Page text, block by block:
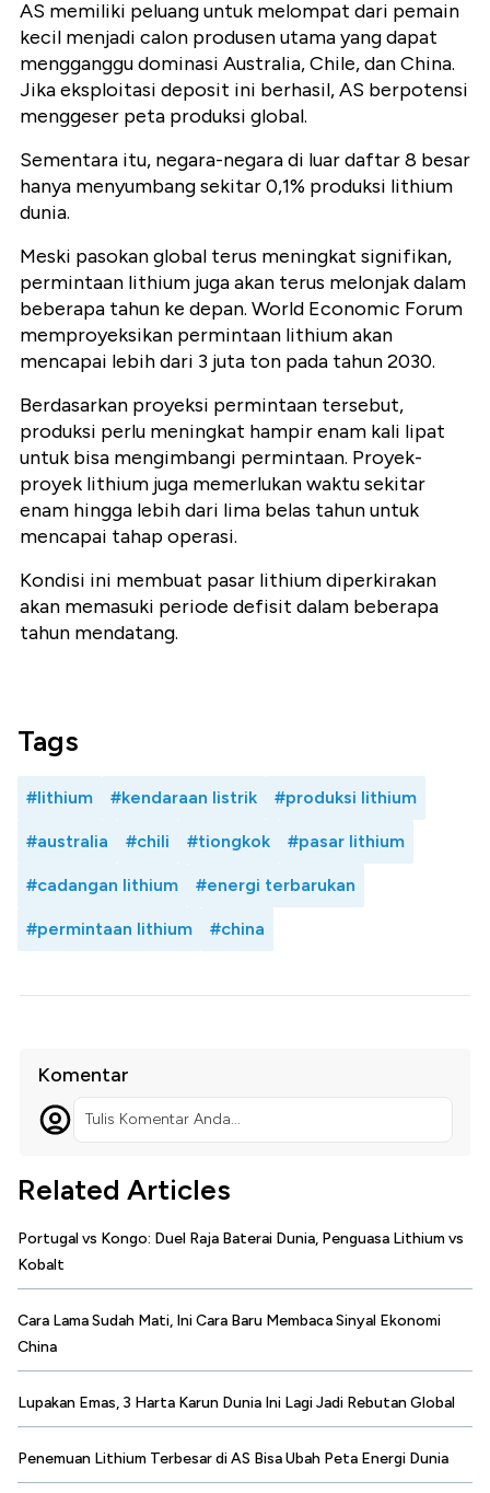
AS memiliki peluang untuk melompat dari pemain
kecil menjadi calon produsen utama yang dapat
mengganggu dominasi Australia, Chile, dan China.
Jika eksploitasi deposit ini berhasil, AS berpotensi
menggeser peta produksi global.
Sementara itu, negara-negara di luar daftar 8 besar
hanya menyumbang sekitar 0,1% produksi lithium
dunia.
Meski pasokan global terus meningkat signifikan,
permintaan lithium juga akan terus melonjak dalam
beberapa tahun ke depan. World Economic Forum
memproyeksikan permintaan lithium akan
mencapai lebih dari 3 juta ton pada tahun 2030.
Berdasarkan proyeksi permintaan tersebut,
produksi perlu meningkat hampir enam kali lipat
untuk bisa mengimbangi permintaan. Proyek-
proyek lithium juga memerlukan waktu sekitar
enam hingga lebih dari lima belas tahun untuk
mencapai tahap operasi.
Kondisi ini membuat pasar lithium diperkirakan
akan memasuki periode defisit dalam beberapa
tahun mendatang.
Tags
#lithium #kendaraan listrik #produksi lithium
#australia #chili #tiongkok #pasar lithium
#cadangan lithium #energi terbarukan
#permintaan lithium #china
Komentar
Tulis Komentar Anda...
Related Articles
Portugal vs Kongo: Duel Raja Baterai Dunia, Penguasa Lithium vs
Kobalt
Cara Lama Sudah Mati, Ini Cara Baru Membaca Sinyal Ekonomi
China
Lupakan Emas, 3 Harta Karun Dunia Ini Lagi Jadi Rebutan Global
Penemuan Lithium Terbesar di AS Bisa Ubah Peta Energi Dunia